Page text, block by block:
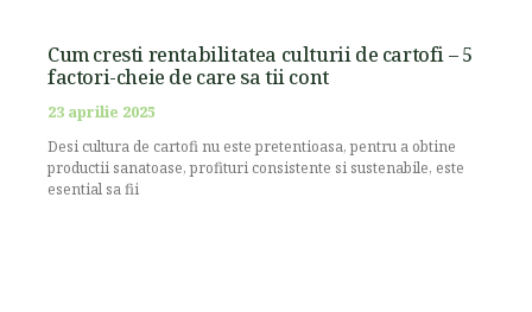
Cum cresti rentabilitatea culturii de cartofi – 5
factori-cheie de care sa tii cont
23 aprilie 2025
Desi cultura de cartofi nu este pretentioasa, pentru a obtine
productii sanatoase, profituri consistente si sustenabile, este
esential sa fii